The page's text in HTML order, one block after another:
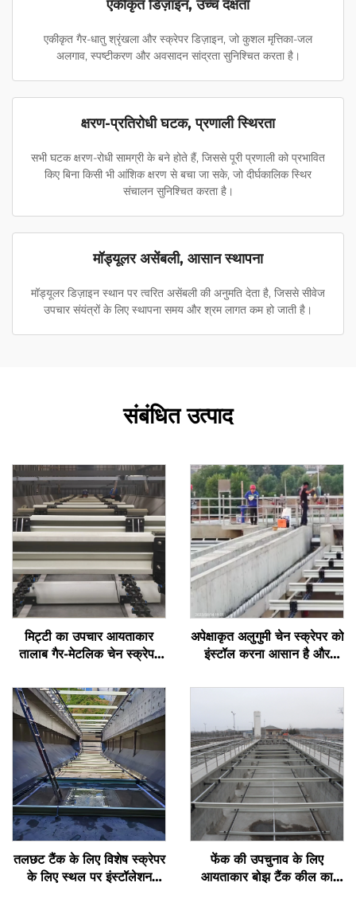
एकीकृत डिज़ाइन, उच्च दक्षता
एकीकृत गैर-धातु श्रृंखला और स्क्रेपर डिज़ाइन, जो कुशल मृत्तिका-जल
अलगाव, स्पष्टीकरण और अवसादन सांद्रता सुनिश्चित करता है।
क्षरण-प्रतिरोधी घटक, प्रणाली स्थिरता
सभी घटक क्षरण-रोधी सामग्री के बने होते हैं, जिससे पूरी प्रणाली को प्रभावित
किए बिना किसी भी आंशिक क्षरण से बचा जा सके, जो दीर्घकालिक स्थिर
संचालन सुनिश्चित करता है।
मॉड्यूलर असेंबली, आसान स्थापना
मॉड्यूलर डिज़ाइन स्थान पर त्वरित असेंबली की अनुमति देता है, जिससे सीवेज
उपचार संयंत्रों के लिए स्थापना समय और श्रम लागत कम हो जाती है।
संबंधित उत्पाद
मिट्टी का उपचार आयताकार
तालाब गैर-मेटलिक चेन स्क्रेपर
अपेक्षाकृत अलुगुमी चेन स्क्रेपर को
इंस्टॉल करना आसान है और
तलछट टैंक के लिए विशेष स्क्रेपर
के लिए स्थल पर इंस्टॉलेशन
फेंक की उपचुनाव के लिए
आयताकार बोझ टैंक कील का